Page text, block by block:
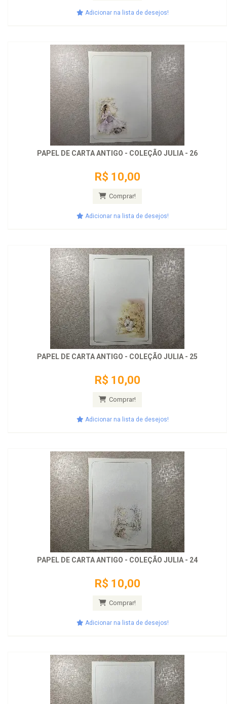
Adicionar na lista de desejos!
PAPEL DE CARTA ANTIGO - COLEÇÃO JULIA - 26
R$ 10,00
Comprar!
Adicionar na lista de desejos!
PAPEL DE CARTA ANTIGO - COLEÇÃO JULIA - 25
R$ 10,00
Comprar!
Adicionar na lista de desejos!
PAPEL DE CARTA ANTIGO - COLEÇÃO JULIA - 24
R$ 10,00
Comprar!
Adicionar na lista de desejos!